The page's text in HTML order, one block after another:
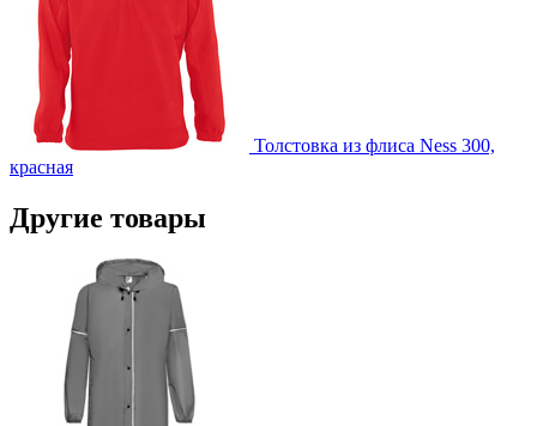
Толстовка из флиса Ness 300,
красная
Другие товары